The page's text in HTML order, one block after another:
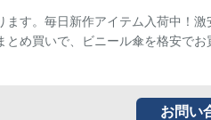
す。毎日新作アイテム入荷中！激
め買いで、ビニール傘を格安でお
お問い